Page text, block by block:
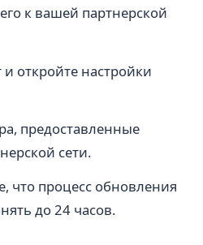
к вашей партнерской
откройте настройки
предоставленные
сети.
что процесс обновления
до 24 часов.